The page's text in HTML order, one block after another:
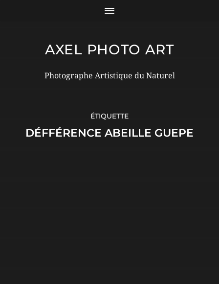
AXEL PHOTO ART
Photographe Artistique du Naturel
ÉTIQUETTE
DÉFFÉRENCE ABEILLE GUEPE